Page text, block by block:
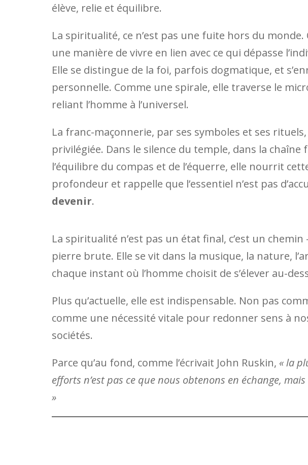
élève, relie et équilibre.
La spiritualité, ce n’est pas une fuite hors du
une manière de vivre en lien avec ce qui dépasse
Elle se distingue de la foi, parfois dogmatique, et
personnelle. Comme une spirale, elle traverse le
reliant l’homme à l’universel.
La franc-maçonnerie, par ses symboles et ses
privilégiée. Dans le silence du temple, dans la chaîne
l’équilibre du compas et de l’équerre, elle nourrit
profondeur et rappelle que l’essentiel n’est pas
devenir.
La spiritualité n’est pas un état final, c’est un
pierre brute. Elle se vit dans la musique, la nature,
chaque instant où l’homme choisit de s’élever au-
Plus qu’actuelle, elle est indispensable. Non pas
comme une nécessité vitale pour redonner sens à
sociétés.
Parce qu’au fond, comme l’écrivait John Ruskin, « la
efforts n’est pas ce que nous obtenons en échange,
»